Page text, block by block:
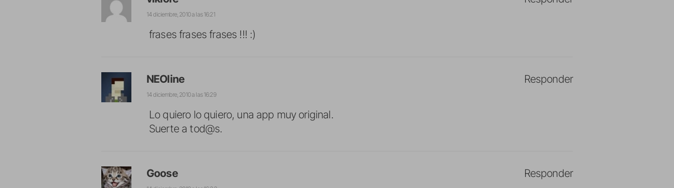
14 diciembre, 2010 a las 16:21
frases frases frases !!! :)
NEOline
14 diciembre, 2010 a las 16:29
Lo quiero lo quiero, una app muy original.
Suerte a tod@s.
Responder
Goose Responder